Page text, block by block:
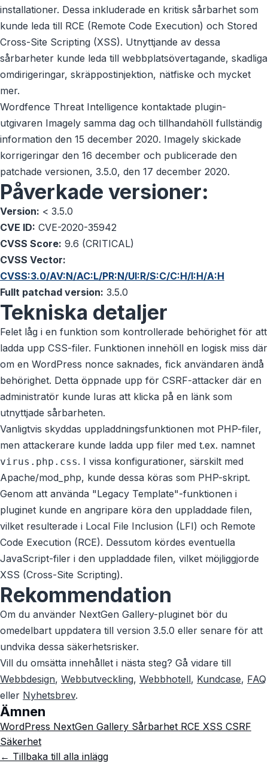
installationer. Dessa inkluderade en kritisk sårbarhet som
kunde leda till RCE (Remote Code Execution) och Stored
Cross-Site Scripting (XSS). Utnyttjande av dessa
sårbarheter kunde leda till webbplatsövertagande, skadliga
omdirigeringar, skräppostinjektion, nätfiske och mycket
mer.
Wordfence Threat Intelligence kontaktade plugin-
utgivaren Imagely samma dag och tillhandahöll fullständig
information den 15 december 2020. Imagely skickade
korrigeringar den 16 december och publicerade den
patchade versionen, 3.5.0, den 17 december 2020.
Påverkade versioner:
Version: < 3.5.0
CVE ID: CVE-2020-35942
CVSS Score: 9.6 (CRITICAL)
CVSS Vector:
CVSS:3.0/AV:N/AC:L/PR:N/UI:R/S:C/C:H/I:H/A:H
Fullt patchad version: 3.5.0
Tekniska detaljer
Felet låg i en funktion som kontrollerade behörighet för att
ladda upp CSS-filer. Funktionen innehöll en logisk miss där
om en WordPress nonce saknades, fick användaren ändå
behörighet. Detta öppnade upp för CSRF-attacker där en
administratör kunde luras att klicka på en länk som
utnyttjade sårbarheten.
Vanligtvis skyddas uppladdningsfunktionen mot PHP-filer,
men attackerare kunde ladda upp filer med t.ex. namnet
virus.php.css. I vissa konfigurationer, särskilt med
Apache/mod_php, kunde dessa köras som PHP-skript.
Genom att använda "Legacy Template"-funktionen i
pluginet kunde en angripare köra den uppladdade filen,
vilket resulterade i Local File Inclusion (LFI) och Remote
Code Execution (RCE). Dessutom kördes eventuella
JavaScript-filer i den uppladdade filen, vilket möjliggjorde
XSS (Cross-Site Scripting).
Rekommendation
Om du använder NextGen Gallery-pluginet bör du
omedelbart uppdatera till version 3.5.0 eller senare för att
undvika dessa säkerhetsrisker.
Vill du omsätta innehållet i nästa steg? Gå vidare till
Webbdesign, Webbutveckling, Webbhotell, Kundcase, FAQ
eller Nyhetsbrev.
Ämnen
WordPress NextGen Gallery Sårbarhet RCE XSS CSRF
Säkerhet
← Tillbaka till alla inlägg